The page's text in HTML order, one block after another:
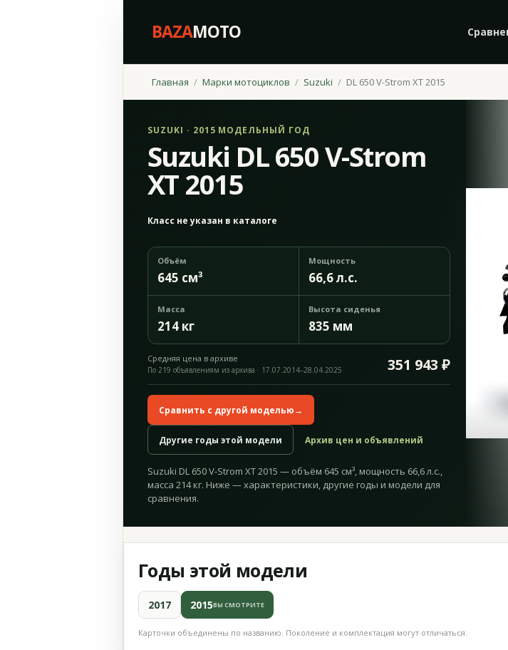
BAZAMOTO
Главная Марки мотоциклов Suzuki DL 650 V-Strom XT 2015
SUZUKI · 2015 МОДЕЛЬНЫЙ ГОД
Suzuki DL 650 V-Strom
XT 2015
Класс не указан в каталоге
Объём
645 см³
Мощность
66,6 л.с.
Масса
214 кг
Высота сиденья
835 мм
Средняя цена в архиве 351 943 ₽
По 219 объявлениям из архива · 17.07.2014–28.04.2025
Сравнить с другой моделью→
Другие годы этой модели Архив цен и объявлений
Suzuki DL 650 V-Strom XT 2015 — объём 645 см³, мощность 66,6 л.с.,
масса 214 кг. Ниже — характеристики, другие годы и модели для
сравнения.
Годы этой модели
2017 2015ВЫ СМОТРИТЕ
Карточки объединены по названию. Поколение и комплектация могут отличаться.